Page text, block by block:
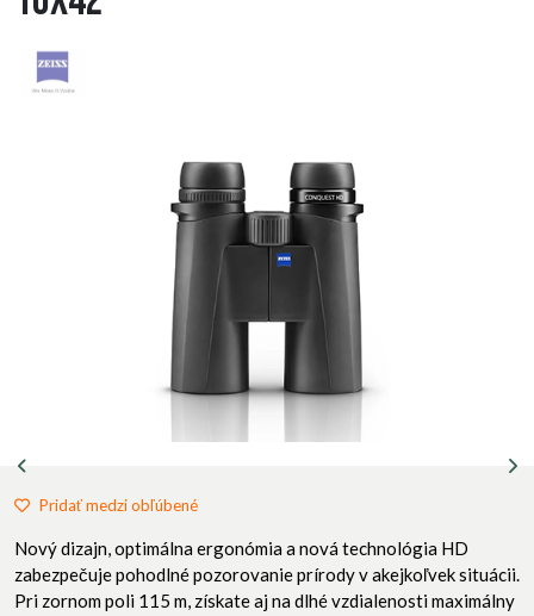
Pridať medzi obľúbené
Nový dizajn, optimálna ergonómia a nová technológia HD
zabezpečuje pohodlné pozorovanie prírody v akejkoľvek situácii.
Pri zornom poli 115 m, získate aj na dlhé vzdialenosti maximálny